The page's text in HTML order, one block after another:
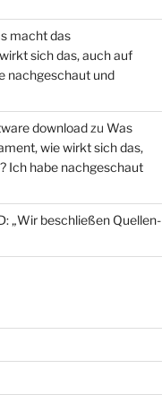
macht das
sich das, auch auf
nachgeschaut und
downloadzu Was
wie wirkt sich das,
Ich habe nachgeschaut
„Wir beschließen Quellen-